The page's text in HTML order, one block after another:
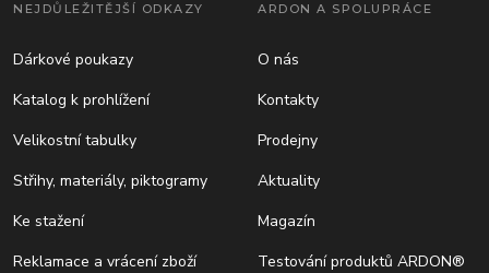
NEJDŮLEŽITĚJŠÍ ODKAZY
Dárkové poukazy
Katalog k prohlížení
Velikostní tabulky
Střihy, materiály, piktogramy
Ke stažení
Reklamace a vrácení zboží
ARDON A SPOLUPRÁCE
O nás
Kontakty
Prodejny
Aktuality
Magazín
Testování produktů ARDON®